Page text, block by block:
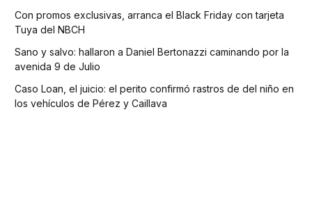
Con promos exclusivas, arranca el Black Friday con tarjeta
Tuya del NBCH
Sano y salvo: hallaron a Daniel Bertonazzi caminando por la
avenida 9 de Julio
Caso Loan, el juicio: el perito confirmó rastros de del niño en
los vehículos de Pérez y Caillava